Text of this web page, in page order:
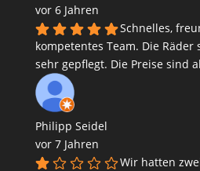
vor 6 Jahren
Schnelles,
kompetentes Team. Die
sehr gepflegt. Die Preise sind
Philipp Seidel
vor 7 Jahren
Wir hatten